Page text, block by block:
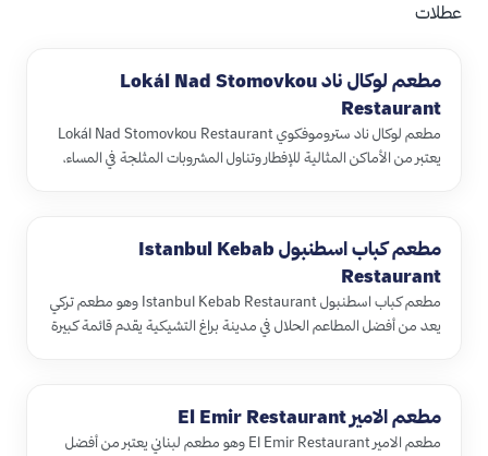
عطلات
مطعم لوكال ناد Lokál Nad Stomovkou
Restaurant
مطعم لوكال ناد ستروموفكوي Lokál Nad Stomovkou Restaurant
يعتبر من الأماكن المثالية للإفطار وتناول المشروبات المثلجة في المساء،
مطعم كباب اسطنبول Istanbul Kebab
Restaurant
مطعم كباب اسطنبول Istanbul Kebab Restaurant وهو مطعم تركي
يعد من أفضل المطاعم الحلال في مدينة براغ التشيكية يقدم قائمة كبيرة
مطعم الامير El Emir Restaurant
مطعم الامير El Emir Restaurant وهو مطعم لبناني يعتبر من أفضل